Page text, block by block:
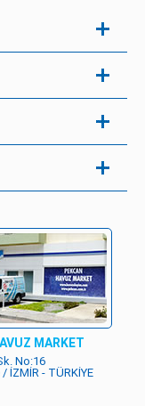
MARKET
No:16
/ İZMİR - TÜRKİYE